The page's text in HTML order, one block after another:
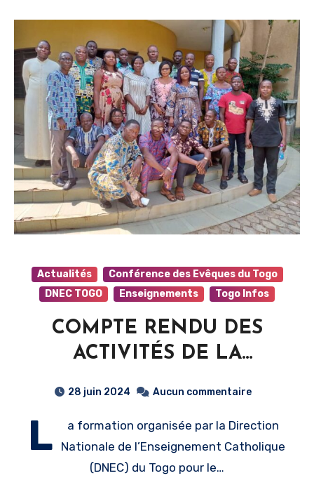
Actualités
Conférence des Evêques du Togo
DNEC TOGO
Enseignements Togo Infos
COMPTE RENDU DES
ACTIVITÉS DE LA
PERSONNEL EN CHARGE
DES RESSOURCES
HUMAINES,
28 juin 2024 Aucun commentaire
L
a formation organisée par la Direction
Nationale de l’Enseignement Catholique
(DNEC) du Togo pour le…